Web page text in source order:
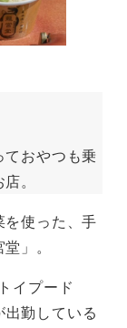
ておやつも乗
。
使った、手
」。
イプード
勤している